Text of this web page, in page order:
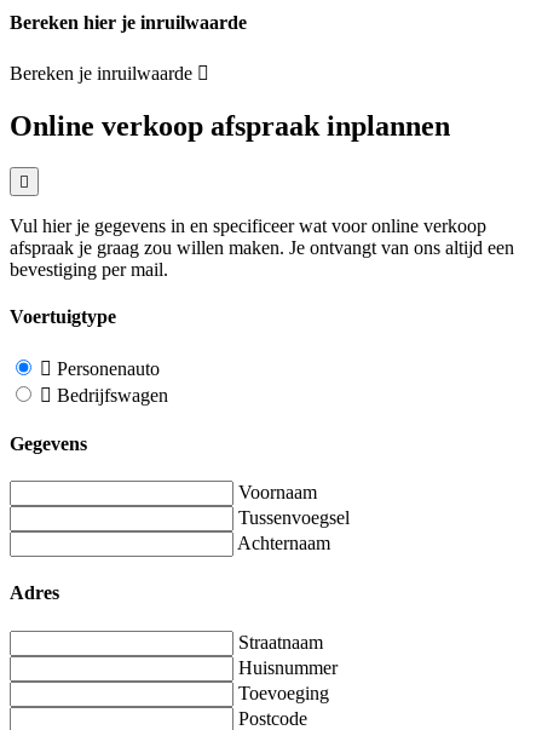
Bereken hier je inruilwaarde
Bereken je inruilwaarde
Online verkoop afspraak inplannen
Vul hier je gegevens in en specificeer wat voor online verkoop
afspraak je graag zou willen maken. Je ontvangt van ons altijd een
bevestiging per mail.
Voertuigtype
Personenauto
Bedrijfswagen
Gegevens
Voornaam
Tussenvoegsel
Achternaam
Adres
Straatnaam
Huisnummer
Toevoeging
Postcode